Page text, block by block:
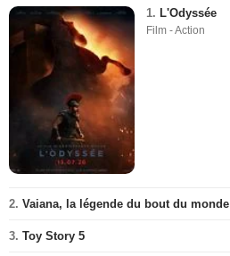
1. L'Odyssée
Film - Action
2. Vaiana, la légende du bout du monde
3. Toy Story 5